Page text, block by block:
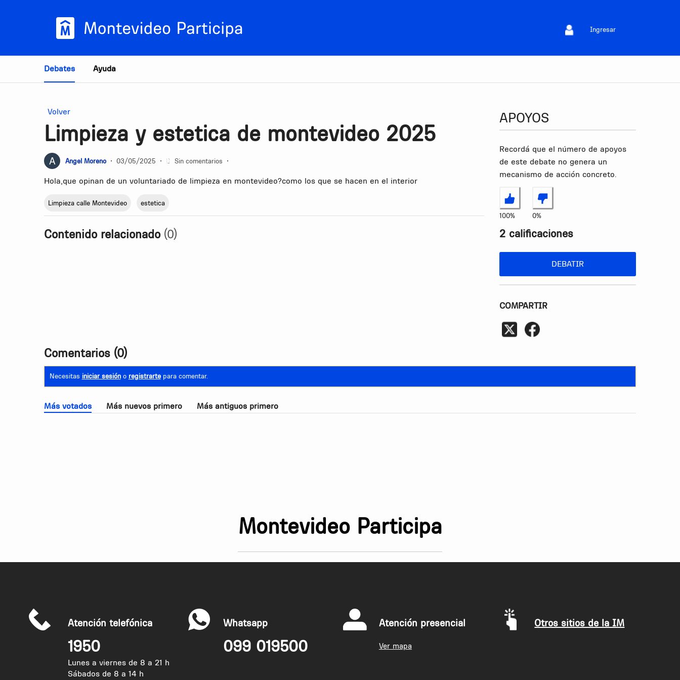
Ingresar
Debates Ayuda
Volver
Limpieza y estetica de montevideo 2025
Angel Moreno • 03/05/2025 • Sin comentarios •
Hola,que opinan de un voluntariado de limpieza en montevideo?como los que se hacen en el interior
Limpieza calle Montevideo estetica
Contenido relacionado (0)
APOYOS
Recordá que el número de apoyos
de este debate no genera un
mecanismo de acción concreto.
Estoy de acuerdo
100% No estoy de acuerdo
0%
2 calificaciones
DEBATIR
COMPARTIR
Comentarios (0)
Necesitas iniciar sesióno registrartepara comentar.
Más votados Más nuevos primero Más antiguos primero
Montevideo Participa
Atención telefónica
1950
Lunes a viernes de 8 a 21 h
Sábados de 8 a 14 h
Whatsapp
099 019500
Atención presencial
Ver mapa
Otros sitios de la IM